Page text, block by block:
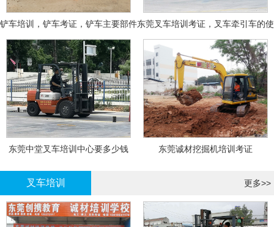
铲车培训，铲车考证，铲车主要部件东莞叉车培训考证，叉车牵引车的使
用和操作
东莞中堂叉车培训中心要多少钱 东莞诚材挖掘机培训考证
叉车培训 更多>>